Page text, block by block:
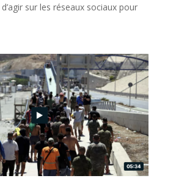
sur les réseaux sociaux pour